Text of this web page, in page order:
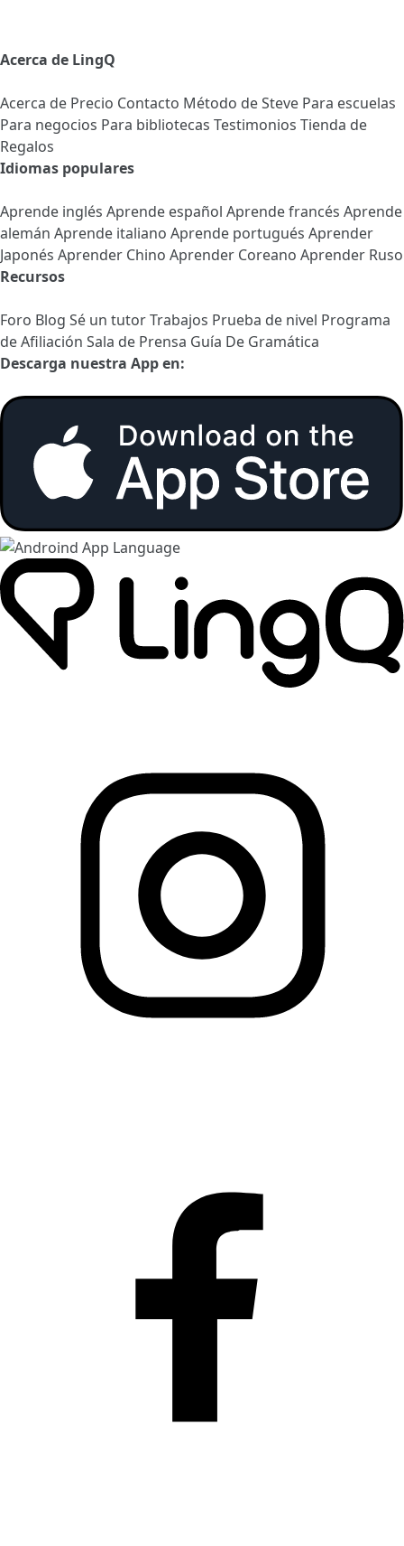
Acerca de LingQ
Acerca de Precio Contacto Método de Steve Para escuelas
Para negocios Para bibliotecas Testimonios Tienda de
Regalos
Idiomas populares
Aprende inglés Aprende español Aprende francés Aprende
alemán Aprende italiano Aprende portugués Aprender
Japonés Aprender Chino Aprender Coreano Aprender Ruso
Recursos
Foro Blog Sé un tutorTrabajos Prueba de nivel Programa
de Afiliación Sala de Prensa Guía De Gramática
Descarga nuestra App en: